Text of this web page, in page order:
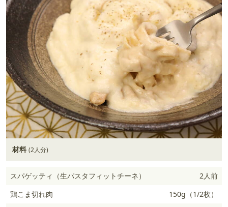
材料 (2人分)
スパゲッティ（生パスタフィットチーネ）
2人前
鶏こま切れ肉
150g（1/2枚）